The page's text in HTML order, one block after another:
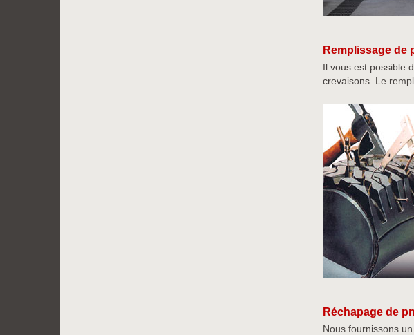
Remplissage de
Il vous est possible
crevaisons. Le
Réchapage de
Nous fournissons